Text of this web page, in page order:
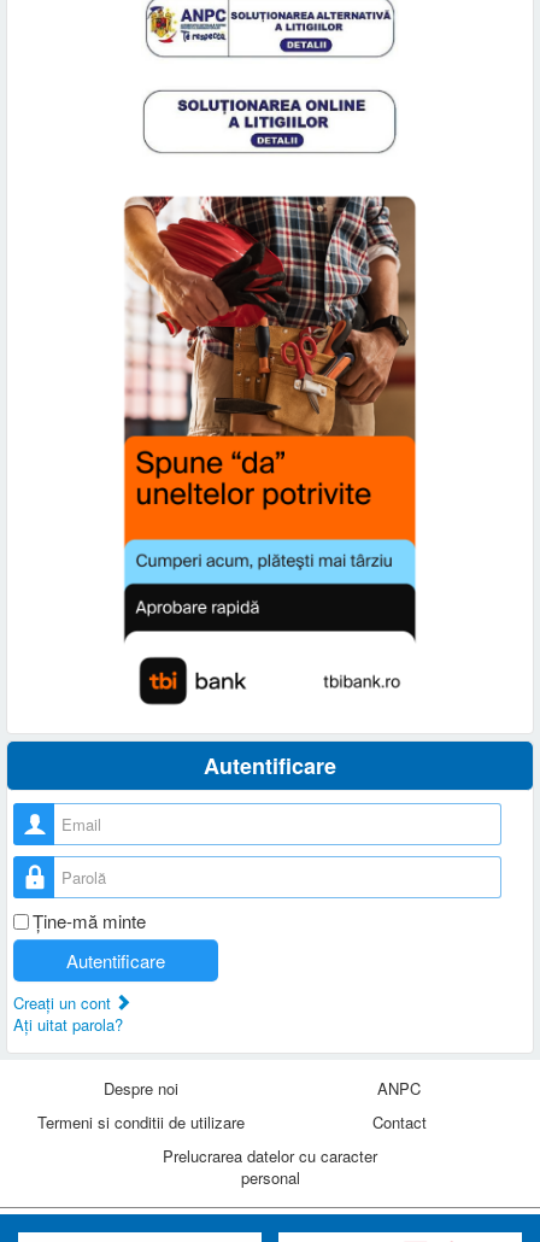
Autentificare
Nume utilizator
Parolă
Ţine-mă minte
Autentificare
Creaţi un cont
Aţi uitat parola?
Despre noi
ANPC
Termeni si conditii de utilizare
Contact
Prelucrarea datelor cu caracter
personal